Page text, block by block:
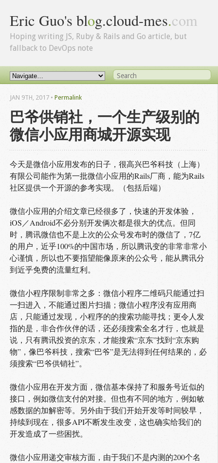
Eric Guo's blog.cloud-mes.com
Hoping writing JS, Ruby & Rails and Go article, but
fallback to DevOps note
巴爷供销社，一个生产级别的
微信小应用商城开源实现
JAN 9TH, 2017 • Permalink
今天是微信小应用发布的日子，很高兴巴爷科技（上海）
有限公司能作为第一批微信小应用的Rails厂商，能为Rails
社区提供一个开源的参考实现。（包括后端）
微信小应用的介绍文章已经很多了，快速的开发体验，
iOS／Android不必分别开发俩次都是很大的优点。但同
时，腾讯微信也不是上次的公众号发布时的微信了，7亿
的用户，近乎100%的中国市场，所以腾讯变的非常非常小
心谨慎，所以也不要指望能像原来的公众号，能从腾讯分
到近乎免费的流量红利。
微信小程序限制非常之多：微信小程序二维码只能通过扫
一扫进入，不能通过图片扫描；微信小程序没有应用商
店，只能通过发现，小程序的的搜索功能寻找；更令人发
指的是，非合作伙伴的话，还必须搜索全名才行，也就是
说，只有腾讯投资的京东，才能搜索“京东”找到“京东购
物”，像巴爷科技，搜索“巴爷”是无法得到任何结果的，必
须搜索“巴爷供销社”。
微信小应用在开发方面，微信基本保持了和服务号近似的
接口，例如微信支付的对接。但也有不同的地方，例如敏
感数据的加解密等。另外由于我们开始开发等时间较早，
持续到现在，很多API不断发生改变，这也确实给我们的
开发造成了一些困扰。
微信小应用递交审核方面，由于我们不是内测的200个名